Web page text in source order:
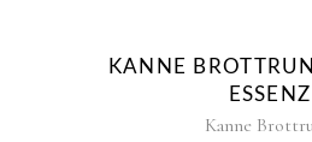
KANNE
ESSENZ
Kanne